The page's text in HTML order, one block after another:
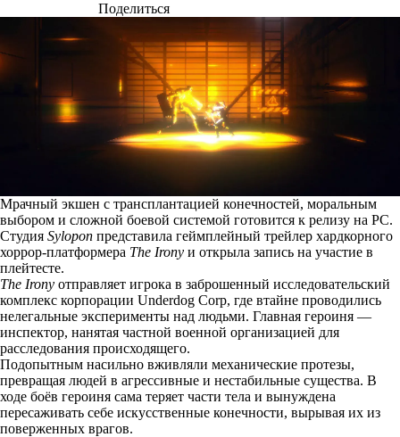
Поделиться
Мрачный экшен с трансплантацией конечностей, моральным
выбором и сложной боевой системой готовится к релизу на PC.
Студия Sylopon представила геймплейный трейлер хардкорного
хоррор-платформера The Irony и открыла запись на участие в
плейтесте.
The Irony отправляет игрока в заброшенный исследовательский
комплекс корпорации Underdog Corp, где втайне проводились
нелегальные эксперименты над людьми. Главная героиня —
инспектор, нанятая частной военной организацией для
расследования происходящего.
Подопытным насильно вживляли механические протезы,
превращая людей в агрессивные и нестабильные существа. В
ходе боёв героиня сама теряет части тела и вынуждена
пересаживать себе искусственные конечности, вырывая их из
поверженных врагов.